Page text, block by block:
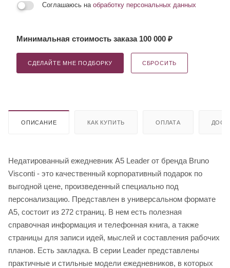
Соглашаюсь на обработку персональных данных
Минимальная стоимость заказа 100 000 ₽
СДЕЛАЙТЕ МНЕ ПОДБОРКУ СБРОСИТЬ
ОПИСАНИЕ КАК КУПИТЬ ОПЛАТА
Недатированный ежедневник A5 Leader от бренда Bruno
Visconti - это качественный корпоративный подарок по
выгодной цене, произведенный специально под
персонализацию. Представлен в универсальном формате
А5, состоит из 272 страниц. В нем есть полезная
справочная информация и телефонная книга, а также
страницы для записи идей, мыслей и составления рабочих
планов. Есть закладка. В серии Leader представлены
практичные и стильные модели ежедневников, в которых